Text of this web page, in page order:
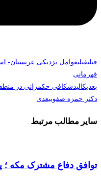
قبلیقبلیعوامل نزدیکی عربستان-
قهرمانی
بعدیکالبدشکافی حکمرانی در
دکتر حمزه صفویبعدی
سایر مطالب مرتبط
توافق دفاع مشترک مکه ؛